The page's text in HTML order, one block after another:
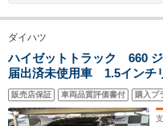
ダイハツ
ハイゼットトラック 660
届出済未使用車 1.5イン
新品タイヤ LEDヘッドラ
キー プッシュスタート ス
ングストップ クリアラン
販売店保証 車両品質評価書付 購入プ